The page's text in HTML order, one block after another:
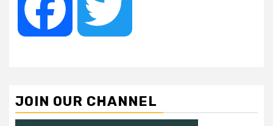
Facebook
JOIN OUR CHANNEL